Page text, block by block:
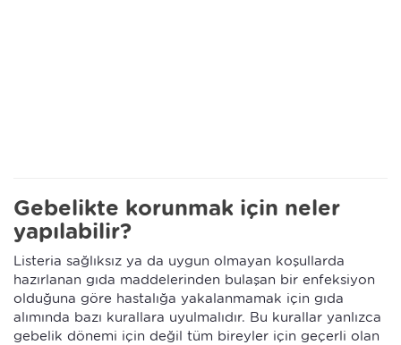
Gebelikte korunmak için neler
yapılabilir?
Listeria sağlıksız ya da uygun olmayan koşullarda
hazırlanan gıda maddelerinden bulaşan bir enfeksiyon
olduğuna göre hastalığa yakalanmamak için gıda
alımında bazı kurallara uyulmalıdır. Bu kurallar yanlızca
gebelik dönemi için değil tüm bireyler için geçerli olan